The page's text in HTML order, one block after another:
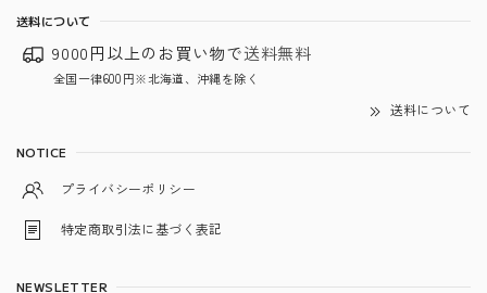
送料について
9000円以上のお買い物で送料無料
全国一律600円※北海道、沖縄を除く
送料について
NOTICE
プライバシーポリシー
特定商取引法に基づく表記
NEWSLETTER